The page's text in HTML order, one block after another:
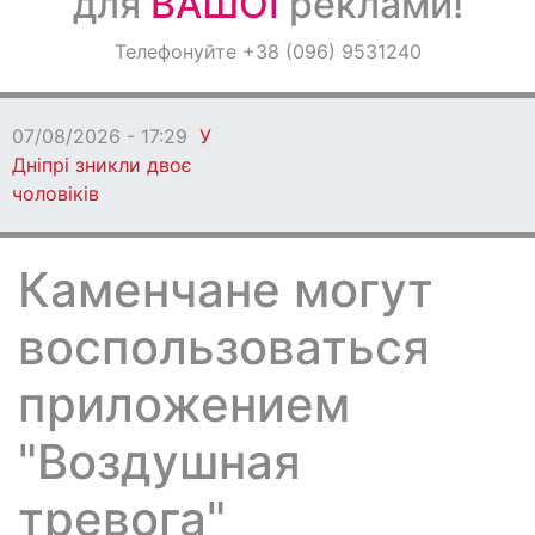
ОголошенняТелефонуйте +38 (096) 9531240
07/08/2026 - 17:29 У
Дніпрі зникли двоє
чоловіків
Каменчане могут
воспользоваться
приложением
"Воздушная
тревога"